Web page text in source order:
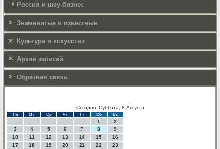
Россия и шоу-бизнес
Знаменитые и известные
Культура и искусcтво
Архив записей
Обратная связь
Сегодня: Суббота, 8 Августа
Пн Вт Ср Чт Пт Сб Вс
1
2
3
4 5 6 7 8
9
10
11 12 13 14 15
16
17
18 19 20 21 22
23